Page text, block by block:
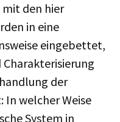
mit den hier
in eine
eingebettet,
der
welcher Weise
System in